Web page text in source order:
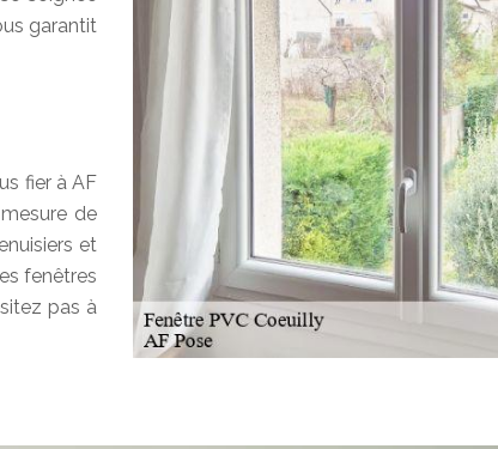
garantit
fier à AF
de
et
fenêtres
pas à